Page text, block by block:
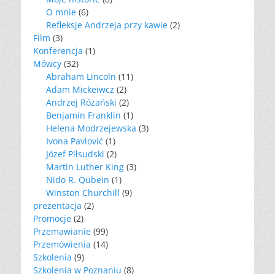
O mnie (6)
Refleksje Andrzeja przy kawie (2)
Film (3)
Konferencja (1)
Mówcy (32)
Abraham Lincoln (11)
Adam Mickeiwcz (2)
Andrzej Różański (2)
Benjamin Franklin (1)
Helena Modrzejewska (3)
Ivona Pavlović (1)
Józef Piłsudski (2)
Martin Luther King (3)
Nido R. Qubein (1)
Winston Churchill (9)
prezentacja (2)
Promocje (2)
Przemawianie (99)
Przemówienia (14)
Szkolenia (9)
Szkolenia w Poznaniu (8)